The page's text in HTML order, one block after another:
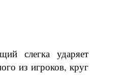
слегка ударяет
из игроков, круг